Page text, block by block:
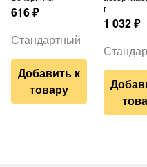
616₽
Стандартный
Добавить к
товару
г
1 032₽